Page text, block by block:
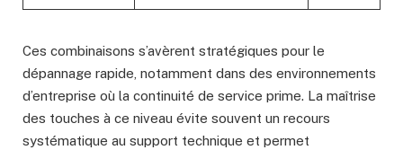
Ces combinaisons s’avèrent stratégiques pour le
dépannage rapide, notamment dans des environnements
d’entreprise où la continuité de service prime. La maîtrise
des touches à ce niveau évite souvent un recours
systématique au support technique et permet